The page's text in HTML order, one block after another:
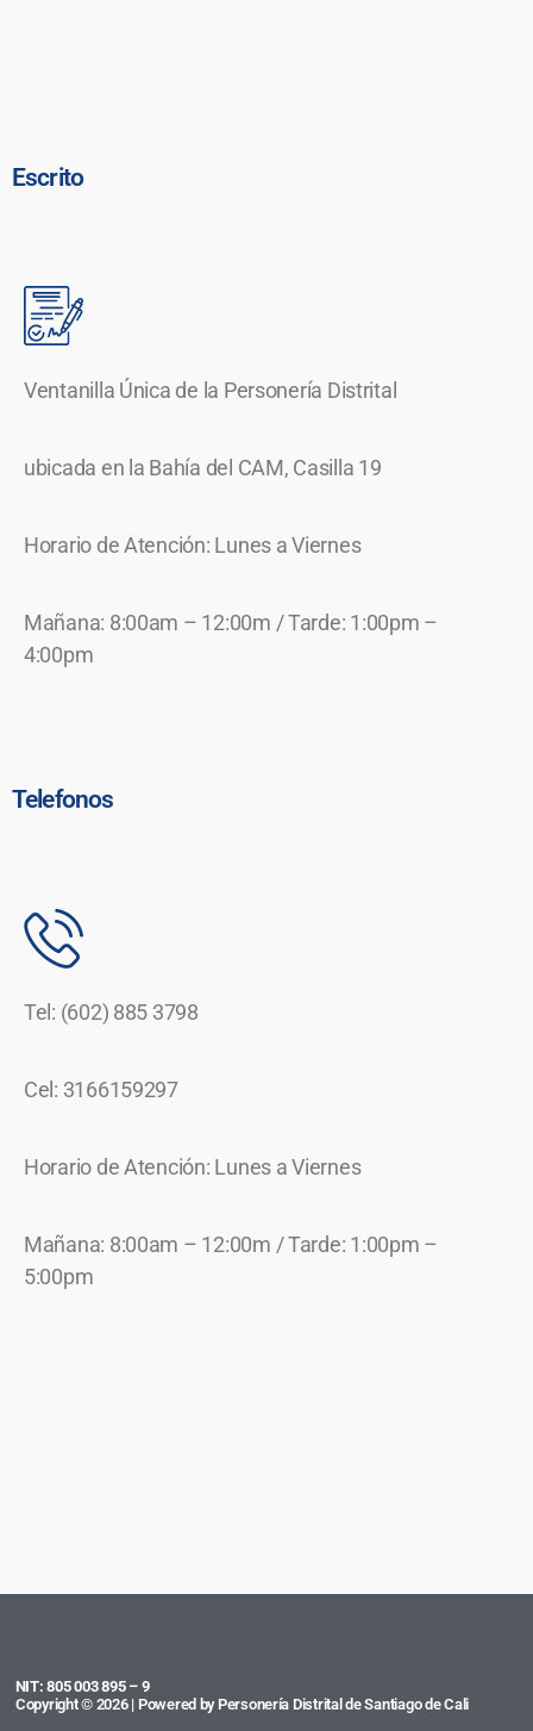
Escrito
Ventanilla Única de la Personería Distrital
ubicada en la Bahía del CAM, Casilla 19
Horario de Atención: Lunes a Viernes
Mañana: 8:00am – 12:00m / Tarde: 1:00pm –
4:00pm
Telefonos
Tel: (602) 885 3798
Cel: 3166159297
Horario de Atención: Lunes a Viernes
Mañana: 8:00am – 12:00m / Tarde: 1:00pm –
5:00pm
NIT: 805 003 895 – 9
Copyright © 2026 | Powered by Personería Distrital de Santiago de Cali